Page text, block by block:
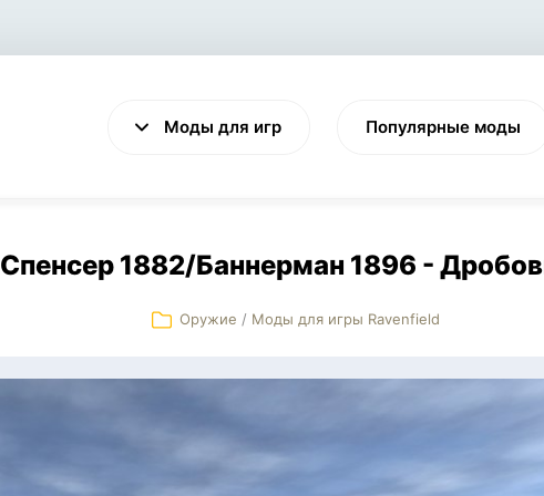
Моды для игр
VALHEIM CYBERPUNK 2077
Популярные моды
Спенсер 1882/Баннерман 1896 -
Оружие / Моды для игры Ravenfield